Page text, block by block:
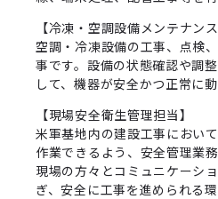
【冷凍・空調設備メンテナンス
空調・冷凍設備の工事、点検
事です。設備の状態確認や調
して、機器が安全かつ正常に
【現場安全衛生管理担当】
米軍基地内の建設工事におい
作業できるよう、安全管理業
現場の方々とコミュニケーシ
ぎ、安全に工事を進められる